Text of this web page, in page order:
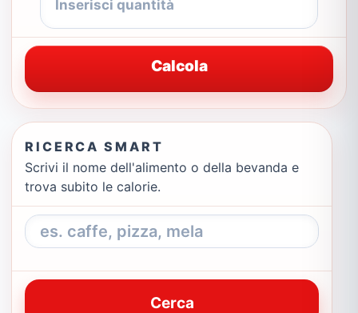
Calcola
RICERCA SMART
Scrivi il nome dell'alimento o della bevanda e
trova subito le calorie.
Cerca